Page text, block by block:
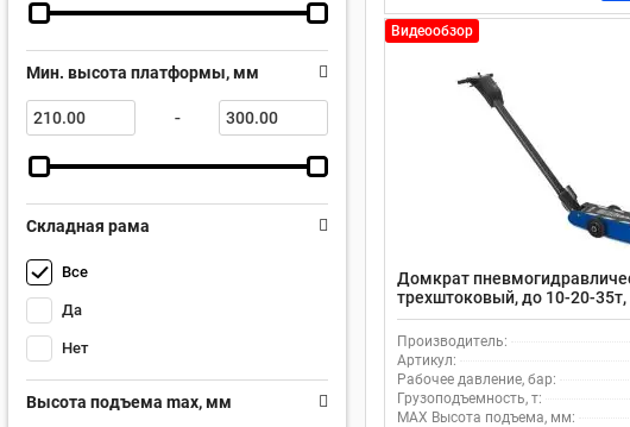
Мин. высота платформы, мм
-
Складная рама
Все
Да
Нет
Высота подъема max, мм
Видеообзор
Домкрат
трехштоковый, до 10-20-35т,
Производитель:
Артикул:
Рабочее давление, бар:
Грузоподъемность, т:
MAX Высота подъема, мм: